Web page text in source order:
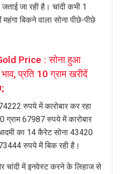
जा रही है। चांदी कभी 1
बिकने वाला सोना पीछे-पीछे
Price : सोना हुआ
प्रति 10 ग्राम खरीदें
रुपये में कारोबार कर रहा
ग्राम 67987 रुपये में कारोबार
का 14 कैरेट सोना 43420
रुपये में बिक रही है।
चांदी में इनवेस्ट करने के लिहाज से